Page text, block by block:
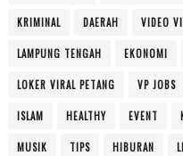
KRIMINAL DAERAH VIDEO
LAMPUNG TENGAH EKONOMI
LOKER VIRAL PETANG VP JOBS
ISLAM HEALTHY EVENT
MUSIK TIPS HIBURAN